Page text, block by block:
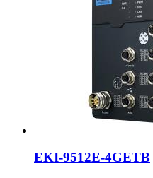
EKI-9512E-4GETB